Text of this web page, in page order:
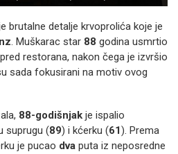
brutalne detalje krvoprolića koje je
. Muškarac star 88 godina usmrtio
restorana, nakon čega je izvršio
sada fokusirani na motiv ovog
88-godišnjak je ispalio
suprugu (89) i kćerku (61). Prema
je pucao dva puta iz neposredne